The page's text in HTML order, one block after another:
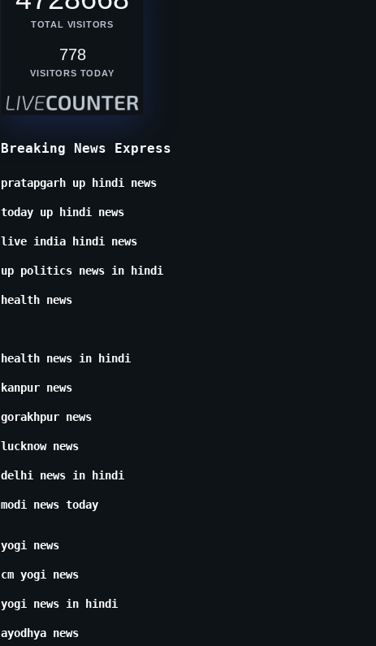
TOTAL VISITORS
778
VISITORS TODAY
Breaking News Express
pratapgarh up hindi news
today up hindi news
live india hindi news
up politics news in hindi
health news
health news in hindi
kanpur news
gorakhpur news
lucknow news
delhi news in hindi
modi news today
yogi news
cm yogi news
yogi news in hindi
ayodhya news